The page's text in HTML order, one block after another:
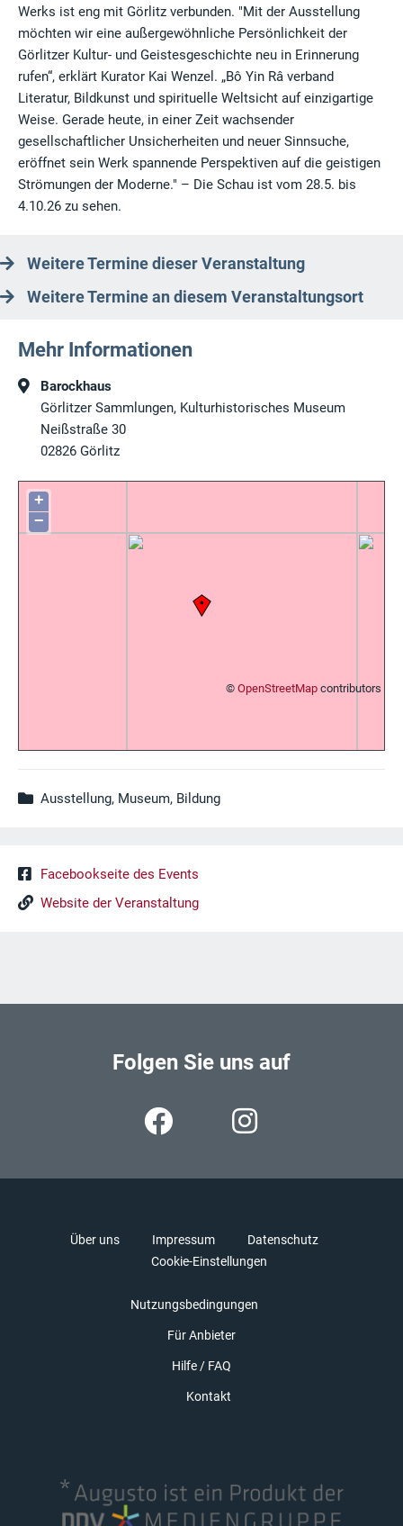
Werks ist eng mit Görlitz verbunden. "Mit der Ausstellung
möchten wir eine außergewöhnliche Persönlichkeit der
Görlitzer Kultur- und Geistesgeschichte neu in Erinnerung
rufen“, erklärt Kurator Kai Wenzel. „Bô Yin Râ verband
Literatur, Bildkunst und spirituelle Weltsicht auf einzigartige
Weise. Gerade heute, in einer Zeit wachsender
gesellschaftlicher Unsicherheiten und neuer Sinnsuche,
eröffnet sein Werk spannende Perspektiven auf die geistigen
Strömungen der Moderne." – Die Schau ist vom 28.5. bis
4.10.26 zu sehen.
Weitere Termine dieser Veranstaltung
Weitere Termine an diesem Veranstaltungsort
Mehr Informationen
Barockhaus
Görlitzer Sammlungen, Kulturhistorisches Museum
Neißstraße 30
02826 Görlitz
+
−
© OpenStreetMap contributors
Ausstellung, Museum, Bildung
Facebookseite des Events
Website der Veranstaltung
Folgen Sie uns auf
Über uns Impressum
Datenschutz
Cookie-Einstellungen
Nutzungsbedingungen
Für Anbieter
Hilfe / FAQ
Kontakt